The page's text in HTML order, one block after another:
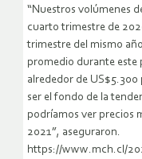
“Nuestros volúmenes
cuarto trimestre de
trimestre del mismo
promedio durante este
alrededor de
ser el fondo de la
podríamos ver precios
2021”, aseguraron.
https://www.mch.cl/